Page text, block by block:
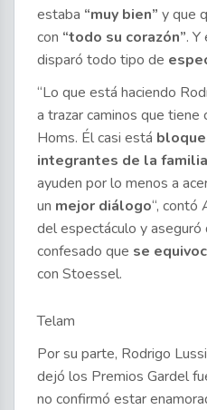
estaba “muy bien” y que
con “todo su corazón”.
disparó todo tipo de
“Lo que está haciendo
a trazar caminos que tiene
Homs. Él casi está
integrantes de la familia
ayuden por lo menos a
un mejor diálogo“, contó
del espectáculo y
confesado que se
con Stoessel.
Telam
Por su parte, Rodrigo
dejó los Premios Gardel
no confirmó estar